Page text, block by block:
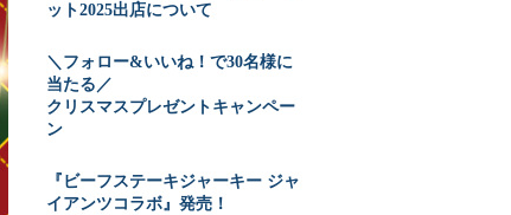
ット2025出店について
＼フォロー&いいね！で30名様に
当たる／
クリスマスプレゼントキャンペー
ン
『ビーフステーキジャーキー ジャ
イアンツコラボ』発売！